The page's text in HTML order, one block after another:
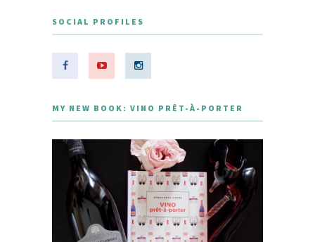
SOCIAL PROFILES
MY NEW BOOK: VINO PRÊT-À-PORTER